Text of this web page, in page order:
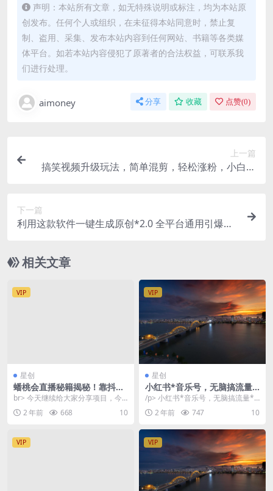
声明：本站所有文章，如无特殊说明或标注，均为本站原
创发布。任何个人或组织，在未征得本站同意时，禁止复
制、盗用、采集、发布本站内容到任何网站、书籍等各类媒
体平台。如若本站内容侵犯了原著者的合法权益，可联系我
们进行处理。
aimoney 分享 收藏 点赞(0)
上一篇
搞笑视频升级玩法，简单混剪，轻松涨粉，小白也
下一篇
利用这款软件一键生成原创*2.0 全平台通用引爆流
相关文章
VIP
星创
蟠桃会直播秘籍揭秘！靠抖音
*记直播日入1000+零基础创
业，赠保姆级教程
br> 今天继续给大家分享项目，今
天这个项目有点技术含量，但是确
实很有意思，如果...
2 年前 668 10
VIP
星创
小红书*音乐号，无脑搞流量*
变现，单号月入5000
/p> 小红书*音乐号，无脑搞流量*
变现，单号月入5000 1.小红书音乐
流量项...
2 年前 747 10
VIP VIP